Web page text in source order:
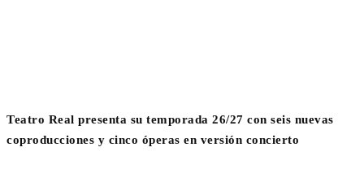
Teatro Real presenta su temporada 26/27 con seis nuevas
coproducciones y cinco óperas en versión concierto